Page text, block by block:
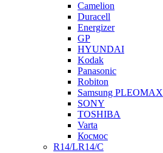
Camelion
Duracell
Energizer
GP
HYUNDAI
Kodak
Panasonic
Robiton
Samsung PLEOMAX
SONY
TOSHIBA
Varta
Космос
R14/LR14/C